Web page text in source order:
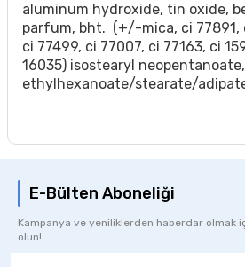
aluminum hydroxide, tin oxide,
parfum, bht. (+/-mica, ci 77891,
ci 77499, ci 77007, ci 77163, ci
16035) isostearyl
ethylhexanoate/stearate/
E-Bülten Aboneliği
Kampanya ve yeniliklerden haberdar olmak
olun!